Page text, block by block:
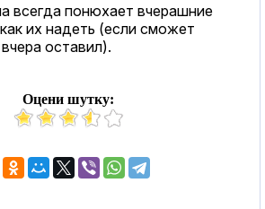
всегда понюхает вчерашние
их надеть (если сможет
оставил).
Оцени шутку: